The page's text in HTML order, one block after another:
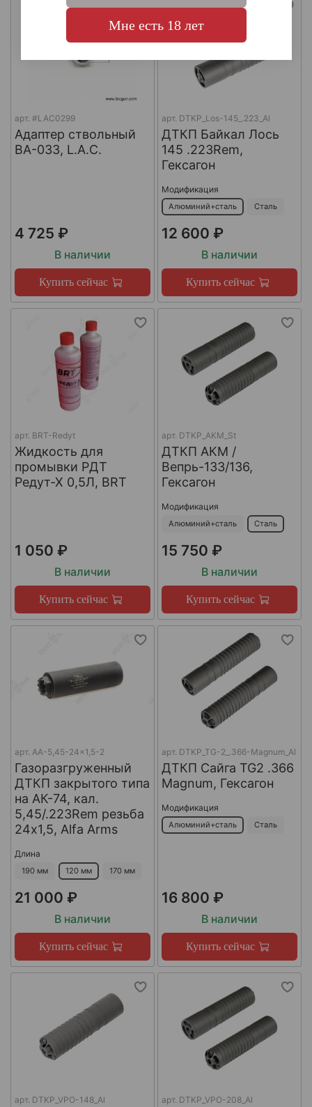
арт. #LAC0299
Адаптер ствольный
BA-033, L.A.C.
4 725 ₽
В наличии
Купить сейчас
арт. DTKP_Los-145_.223_Al
ДТКП Байкал Лось
145 .223Rem,
Гексагон
Модификация
Алюминий+сталь Сталь
12 600 ₽
В наличии
Купить сейчас
арт. BRT-Redyt
Жидкость для
промывки РДТ
Редут-Х 0,5Л, BRT
1 050 ₽
В наличии
Купить сейчас
арт. DTKP_AKM_St
ДТКП АКМ /
Вепрь-133/136,
Гексагон
Модификация
Алюминий+сталь Сталь
15 750 ₽
В наличии
Купить сейчас
арт. AA-5,45-24x1,5-2
Газоразгруженный
ДТКП закрытого типа
на АК-74, кал.
5,45/.223Rem резьба
24х1,5, Alfa Arms
Длина
190 мм 120 мм 170 мм
21 000 ₽
В наличии
Купить сейчас
арт. DTKP_TG-2_.366-Magnum_Al
ДТКП Сайга TG2 .366
Magnum, Гексагон
Модификация
Алюминий+сталь Сталь
16 800 ₽
В наличии
Купить сейчас
арт. DTKP_VPO-148_Al арт. DTKP_VPO-208_Al
Мне есть 18 лет